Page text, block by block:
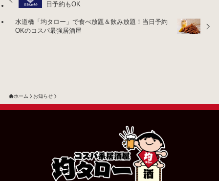
日予約もOK
水道橋「均タロー」で食べ放題＆飲み放題！当日予約
OKのコスパ最強居酒屋
ホーム お知らせ